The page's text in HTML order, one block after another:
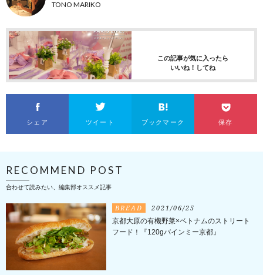
TONO MARIKO
この記事が気に入ったら
いいね！してね
シェア ツイート ブックマーク 保存
RECOMMEND POST
合わせて読みたい、編集部オススメ記事
BREAD 2021/06/25
京都大原の有機野菜×ベトナムのストリート
フード！『120gバインミー京都』